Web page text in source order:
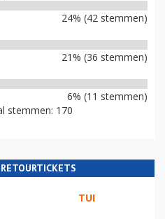
24% (42 stemmen)
21% (36 stemmen)
6% (11 stemmen)
stemmen: 170
TUI